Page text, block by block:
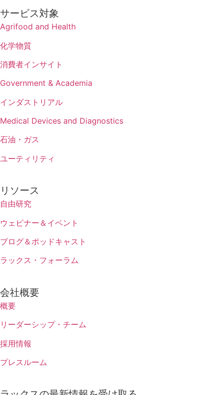
サービス対象
Agrifood and Health
化学物質
消費者インサイト
Government & Academia
インダストリアル
Medical Devices and Diagnostics
石油・ガス
ユーティリティ
リソース
自由研究
ウェビナー＆イベント
ブログ＆ポッドキャスト
ラックス・フォーラム
会社概要
概要
リーダーシップ・チーム
採用情報
プレスルーム